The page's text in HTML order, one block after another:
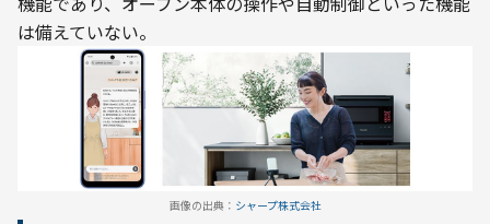
は備えていない。
画像の出典： シャープ株式会社